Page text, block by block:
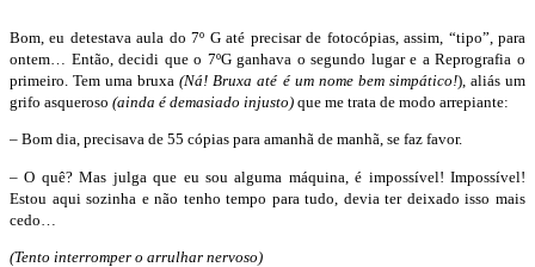
Bom, eu detestava aula do 7º G até precisar de fotocópias, assim, “tipo”, para
ontem… Então, decidi que o 7ºG ganhava o segundo lugar e a Reprografia o
primeiro. Tem uma bruxa (Ná! Bruxa até é um nome bem simpático!), aliás um
grifo asqueroso (ainda é demasiado injusto) que me trata de modo arrepiante:
– Bom dia, precisava de 55 cópias para amanhã de manhã, se faz favor.
– O quê? Mas julga que eu sou alguma máquina, é impossível! Impossível!
Estou aqui sozinha e não tenho tempo para tudo, devia ter deixado isso mais
cedo…
(Tento interromper o arrulhar nervoso)